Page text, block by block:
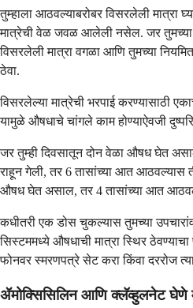
तुम्हाला आठवल्याबरोबर विसरलेली मात्रा
मात्रेची वेळ जवळ आलेली नसेल. जर
विसरलेली मात्रा वगळा आणि तुमच्या
ठेवा.
विसरलेल्या मात्रेची भरपाई करण्यासाठी
यामुळे औषधाचे चांगले काम होण्याऐवजी
जर तुम्ही दिवसातून दोन वेळा औषध घेत
राहून गेली, तर 6 तासांच्या आत आठवल्यास
औषध घेत असाल, तर 4 तासांच्या आत
कधीतरी एक डोस चुकल्यास तुमच्या
सिस्टममध्ये औषधाची मात्रा स्थिर
फोनवर स्मरणपत्रे सेट करा किंवा दररोज
ॲमोक्सिसिलिन आणि क्लॅव्हुलनेट घेणे